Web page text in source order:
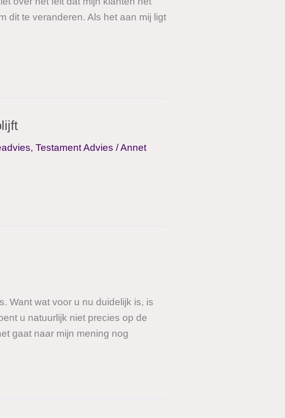
dit te veranderen. Als het aan mij ligt
, Testament Advies /Annet
Want wat voor u nu duidelijk is, is
u natuurlijk niet precies op de
gaat naar mijn mening nog